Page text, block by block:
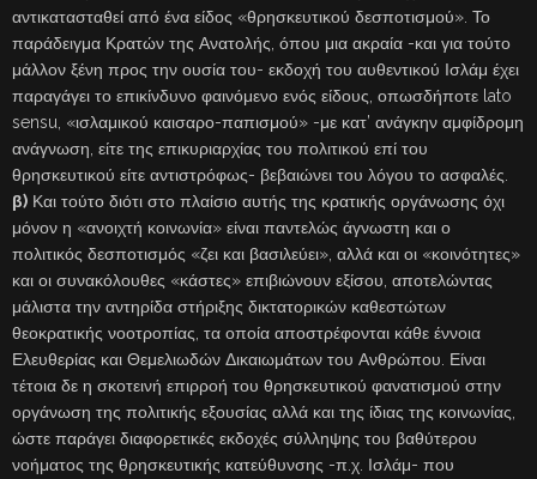
αντικατασταθεί από ένα είδος «θρησκευτικού δεσποτισμού». Το
παράδειγμα Κρατών της Ανατολής, όπου μια ακραία -και για τούτο
μάλλον ξένη προς την ουσία του- εκδοχή του αυθεντικού Ισλάμ έχει
παραγάγει το επικίνδυνο φαινόμενο ενός είδους, οπωσδήποτε lato
sensu, «ισλαμικού καισαρο-παπισμού» -με κατ’ ανάγκην αμφίδρομη
ανάγνωση, είτε της επικυριαρχίας του πολιτικού επί του
θρησκευτικού είτε αντιστρόφως- βεβαιώνει του λόγου το ασφαλές.
β) Και τούτο διότι στο πλαίσιο αυτής της κρατικής οργάνωσης όχι
μόνον η «ανοιχτή κοινωνία» είναι παντελώς άγνωστη και ο
πολιτικός δεσποτισμός «ζει και βασιλεύει», αλλά και οι «κοινότητες»
και οι συνακόλουθες «κάστες» επιβιώνουν εξίσου, αποτελώντας
μάλιστα την αντηρίδα στήριξης δικτατορικών καθεστώτων
θεοκρατικής νοοτροπίας, τα οποία αποστρέφονται κάθε έννοια
Ελευθερίας και Θεμελιωδών Δικαιωμάτων του Ανθρώπου. Είναι
τέτοια δε η σκοτεινή επιρροή του θρησκευτικού φανατισμού στην
οργάνωση της πολιτικής εξουσίας αλλά και της ίδιας της κοινωνίας,
ώστε παράγει διαφορετικές εκδοχές σύλληψης του βαθύτερου
νοήματος της θρησκευτικής κατεύθυνσης -π.χ. Ισλάμ- που